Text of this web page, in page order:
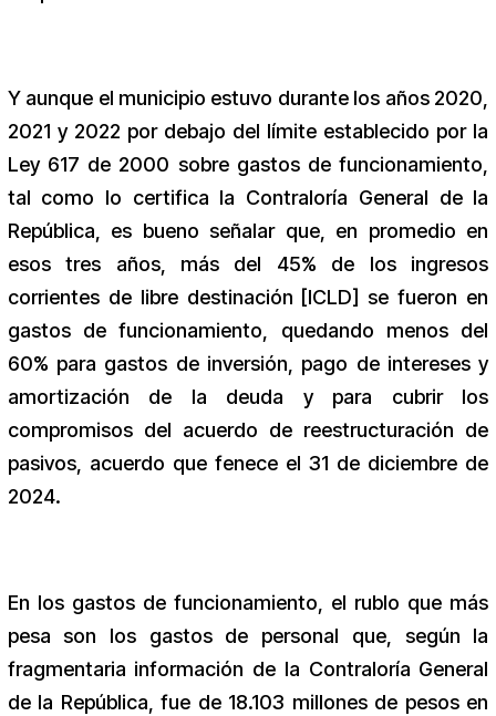
Y aunque el municipio estuvo durante los años 2020,
2021 y 2022 por debajo del límite establecido por la
Ley 617 de 2000 sobre gastos de funcionamiento,
tal como lo certifica la Contraloría General de la
República, es bueno señalar que, en promedio en
esos tres años, más del 45% de los ingresos
corrientes de libre destinación [ICLD] se fueron en
gastos de funcionamiento, quedando menos del
60% para gastos de inversión, pago de intereses y
amortización de la deuda y para cubrir los
compromisos del acuerdo de reestructuración de
pasivos, acuerdo que fenece el 31 de diciembre de
2024.
En los gastos de funcionamiento, el rublo que más
pesa son los gastos de personal que, según la
fragmentaria información de la Contraloría General
de la República, fue de 18.103 millones de pesos en